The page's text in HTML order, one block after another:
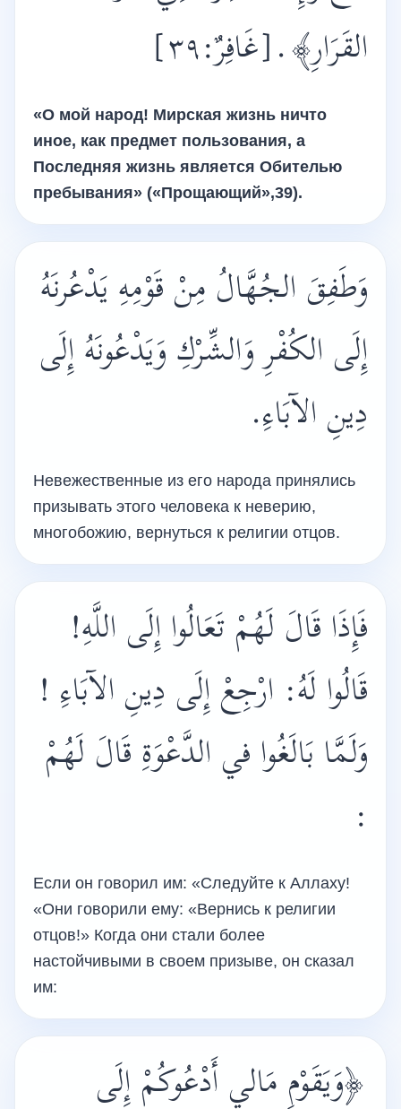
القَرَارِ﴾.[غَافِرٌ:٣٩]
«О мой народ! Мирская жизнь ничто
иное, как предмет пользования, а
Последняя жизнь является Обителью
пребывания» («Прощающий»,39).
وَطَفِقَ الجُهَّالُ مِنْ قَوْمِهِ يَدْعُرنَهُ
إِلَى الكُفْرِ وَالشِّرْكِ وَيَدْعُونَهُ إِلَى
دِينِ الآبَاءِ.
Невежественные из его народа принялись
призывать этого человека к неверию,
многобожию, вернуться к религии отцов.
فَإِذَا قَالَ لَهُمْ تَعَالُوا إِلَى اللَّهِ!
قَالُوا لَهُ: ارْجِعْ إِلَى دِينِ الآبَاءِ !
وَلَمَّا بَالَغُوا في الدَّعْوَةِ قَالَ لَهُمْ
:
Если он говорил им: «Следуйте к Аллаху!
«Они говорили ему: «Вернись к религии
отцов!» Когда они стали более
настойчивыми в своем призыве, он сказал
им:
﴿وَيَقَوْمِ مَالي أَدْعُوكُمْ إِلَى